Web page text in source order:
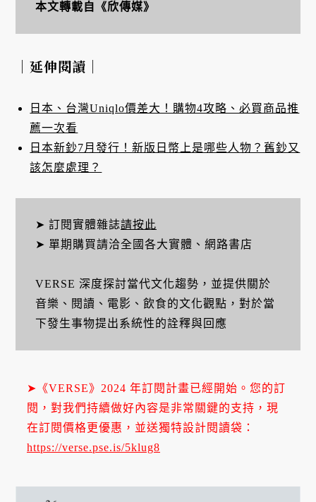
本文轉載自《欣傳媒》
｜延伸閱讀｜
日本、台灣Uniqlo價差大！購物4攻略、必買商品推
薦一次看
日本新鈔7月發行！新版日幣上是哪些人物？舊鈔又
該怎麼處理？
➤ 訂閱實體雜誌請按此
➤ 單期購買請洽全國各大實體、網路書店
VERSE 深度探討當代文化趨勢，並提供關於
音樂、閱讀、電影、飲食的文化觀點，對於當
下發生事物提出系統性的詮釋與回應
➤《VERSE》2024 年訂閱計畫已經開始。您的訂
閱，對我們持續做好內容是非常關鍵的支持，現
在訂閱價格更優惠，並送獨特設計閱讀袋：
https://verse.pse.is/5klug8